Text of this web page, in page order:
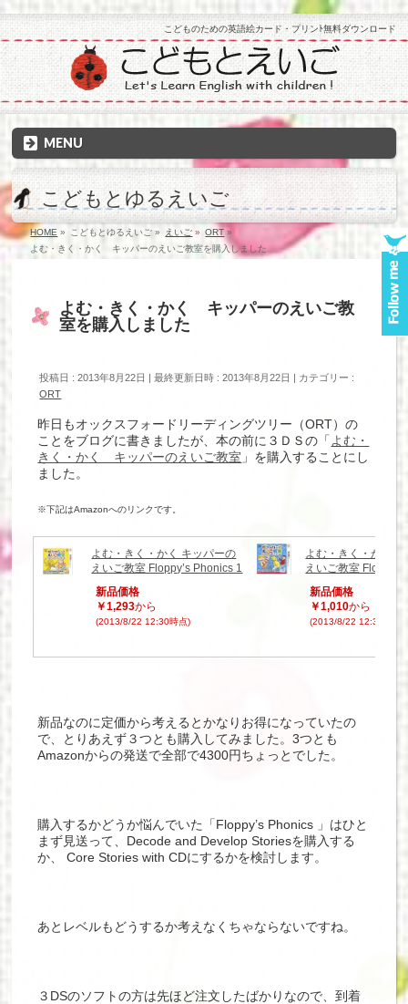
こどものための英語絵カード・プリンﾄ無料ダウンロード
MENU
こどもとゆるえいご
HOME » こどもとゆるえいご » えいご » ORT »
よむ・きく・かく キッパーのえいご教室を購入しました
よむ・きく・かく キッパーのえいご教
室を購入しました
投稿日 : 2013年8月22日 最終更新日時 : 2013年8月22日
カテゴリー :
ORT
昨日もオックスフォードリーディングツリー（ORT）の
ことをブログに書きましたが、本の前に３ＤＳの「 よむ・
きく・かく キッパーのえいご教室 」を購入することにし
ました。
※下記はAmazonへのリンクです。
よむ・きく・かく キッパーの
えいご教室 Floppy’s Phonics 1
新品価格
￥1,293から
(2013/8/22 12:30時点)
よむ・きく・かく
えいご教室
新品価格
￥1,010から
(2013/8/22 12:31時点)
新品なのに定価から考えるとかなりお得になっていたの
で、とりあえず３つとも購入してみました。3つとも
Amazonからの発送で全部で4300円ちょっとでした。
購入するかどうか悩んでいた「Floppy’s Phonics 」はひと
まず見送って、Decode and Develop Storiesを購入する
か、 Core Stories with CDにするかを検討します。
あとレベルもどうするか考えなくちゃならないですね。
３DSのソフトの方は先ほど注文したばかりなので、到着